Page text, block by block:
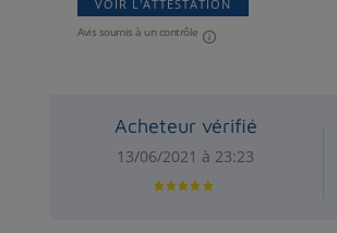
VOIR L'ATTESTATION
Avis soumis à un contrôle
Acheteur vérifié
13/06/2021 à 23:23